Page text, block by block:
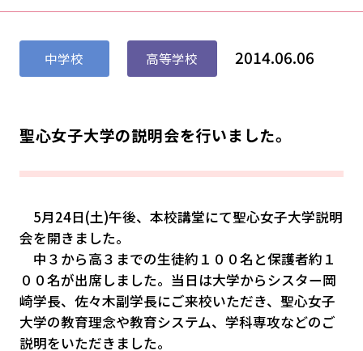
中学校 高等学校 2014.06.06
聖心女子大学の説明会を行いました。
5月24日(土)午後、本校講堂にて聖心女子大学説明
会を開きました。
中３から高３までの生徒約１００名と保護者約１
００名が出席しました。当日は大学からシスター岡
崎学長、佐々木副学長にご来校いただき、聖心女子
大学の教育理念や教育システム、学科専攻などのご
説明をいただきました。